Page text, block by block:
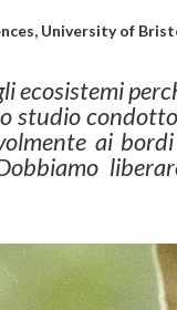
University of
ecosistemi
studio
ai